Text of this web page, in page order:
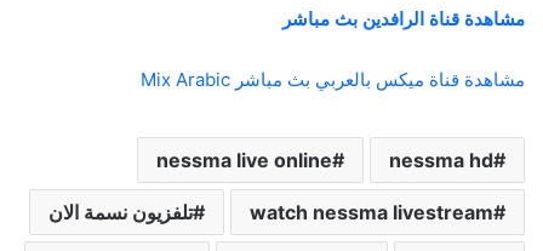
مشاهدة قناة الرافدين بث مباشر
مشاهدة قناة ميكس بالعربي بث مباشر Mix Arabic
nessma hd
nessma live online
watch nessma livestream تلفزيون نسمة الان